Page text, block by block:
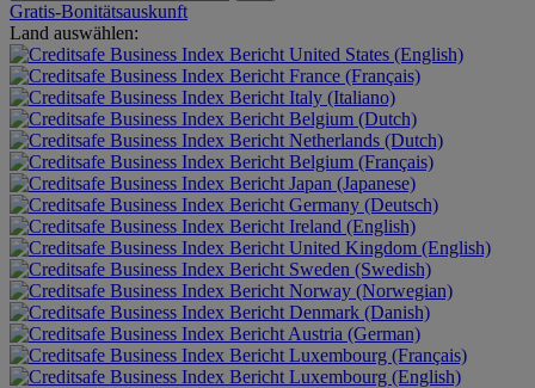
Gratis-Bonitätsauskunft
Land auswählen:
United States (English)
France (Français)
Italy (Italiano)
Belgium (Dutch)
Netherlands (Dutch)
Belgium (Français)
Japan (Japanese)
Germany (Deutsch)
Ireland (English)
United Kingdom (English)
Sweden (Swedish)
Norway (Norwegian)
Denmark (Danish)
Austria (German)
Luxembourg (Français)
Luxembourg (English)